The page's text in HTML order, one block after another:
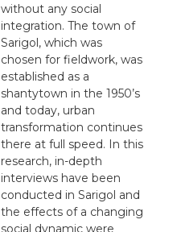
without any social
integration. The town of
Sarigol, which was
chosen for fieldwork, was
established as a
shantytown in the 1950’s
and today, urban
transformation continues
there at full speed. In this
research, in-depth
interviews have been
conducted in Sarigol and
the effects of a changing
social dynamic were